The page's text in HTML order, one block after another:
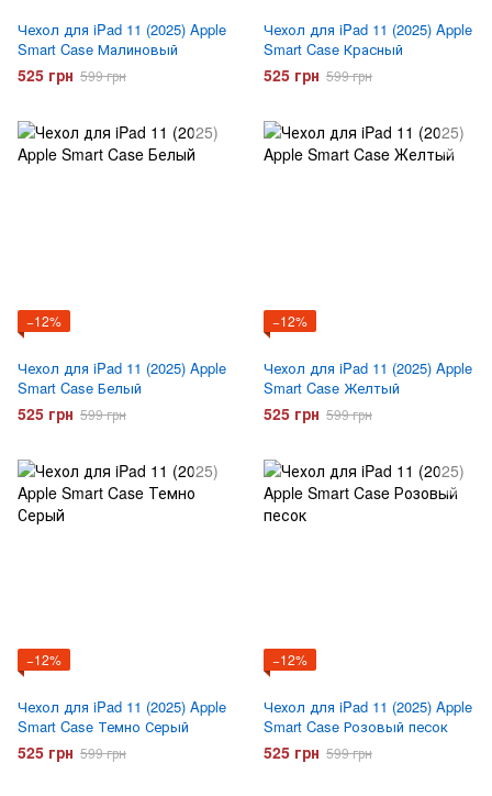
Чехол для iPad 11 (2025) Apple
Smart Case Малиновый
525 грн 599 грн
Чехол для iPad 11 (2025) Apple
Smart Case Красный
525 грн 599 грн
−12%
Чехол для iPad 11 (2025) Apple
Smart Case Белый
525 грн 599 грн
−12%
Чехол для iPad 11 (2025) Apple
Smart Case Желтый
525 грн 599 грн
−12%
Чехол для iPad 11 (2025) Apple
Smart Case Темно Серый
525 грн 599 грн
−12%
Чехол для iPad 11 (2025) Apple
Smart Case Розовый песок
525 грн 599 грн